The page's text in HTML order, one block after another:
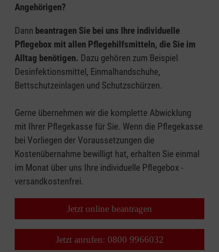
Angehörigen?
Dann beantragen Sie bei uns Ihre individuelle
Pflegebox mit allen Pflegehilfsmitteln, die Sie im
Alltag benötigen. Dazu gehören zum Beispiel
Desinfektionsmittel, Einmalhandschuhe,
Bettschutzeinlagen und Schutzschürzen.
Gerne übernehmen wir die komplette Abwicklung
mit Ihrer Pflegekasse für Sie. Wenn die Pflegekasse
bei Vorliegen der Voraussetzungen die
Kostenübernahme bewilligt hat, erhalten Sie einmal
im Monat über uns Ihre individuelle Pflegebox -
versandkostenfrei.
Jetzt online beantragen
Jetzt anrufen: 0800 9966032